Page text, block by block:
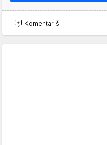
Komentariši